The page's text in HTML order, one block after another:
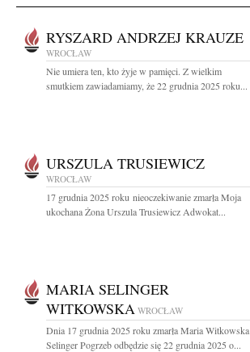
RYSZARD ANDRZEJ KRAUZE
WROCŁAW
Nie umiera ten, kto żyje w pamięci. Z wielkim
smutkiem zawiadamiamy, że 22 grudnia 2025 roku...
URSZULA TRUSIEWICZ
WROCŁAW
17 grudnia 2025 roku nieoczekiwanie zmarła Moja
ukochana Żona Urszula Trusiewicz Adwokat...
MARIA SELINGER
WITKOWSKA WROCŁAW
Dnia 17 grudnia 2025 roku zmarła Maria Witkowska
Selinger Pogrzeb odbędzie się 22 grudnia 2025 o...